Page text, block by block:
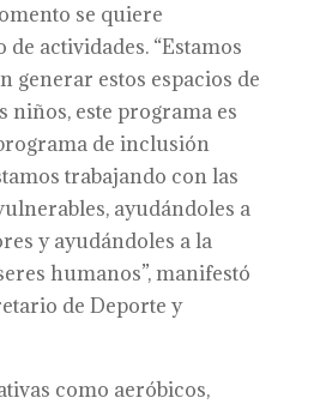
se quiere
actividades. “Estamos
generar estos espacios de
niños, este programa es
de inclusión
trabajando con las
ayudándoles a
y ayudándoles a la
humanos”, manifestó
de Deporte y
como aeróbicos,